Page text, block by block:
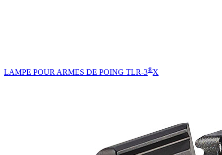
LAMPE POUR ARMES DE POING TLR-3®X